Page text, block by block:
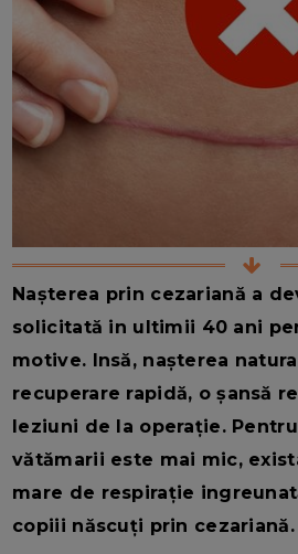
Nașterea prin cezariană a
solicitată in ultimii 40 ani
motive. Insă, nașterea
recuperare rapidă, o șansă
leziuni de la operație.
vătămarii este mai mic,
mare de respirație
copiii născuți prin cezariană.